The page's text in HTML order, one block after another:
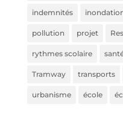
indemnités
pollution projet
rythmes scolaire
Tramway transports
urbanisme école